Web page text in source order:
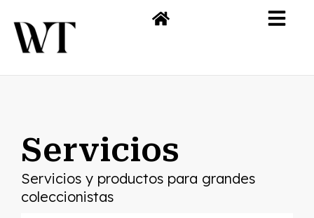
Servicios
Servicios y productos para grandes
coleccionistas